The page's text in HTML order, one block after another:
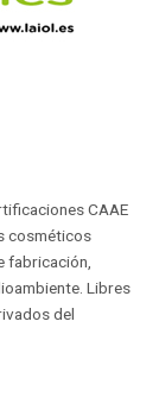
CAAE
cosméticos
fabricación,
Libres
del